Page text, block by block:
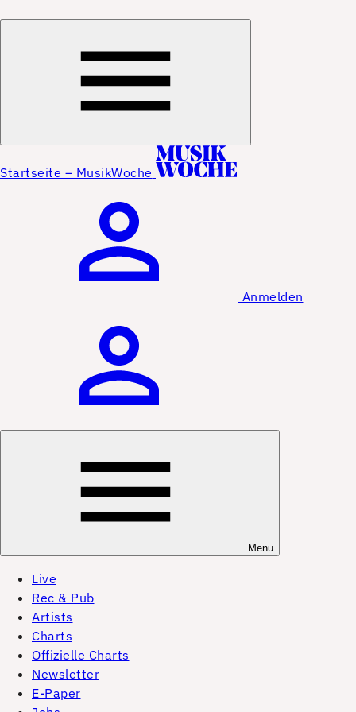
Startseite – MusikWoche
Anmelden
Menu
Live
Rec & Pub
Artists
Charts
Offizielle Charts
Newsletter
E-Paper